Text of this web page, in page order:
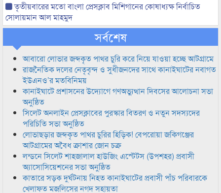
তৃতীয়বারের মতো বাংলা প্রেসক্লাব মিশিগানের কোষাধ্যক্ষ নির্বাচিত
সোলায়মান আল মাহমুদ
সর্বশেষ
আবারো লোভার জব্দকৃত পাথর চুরি করে নিয়ে যাওয়া হচ্ছে আটগ্রামে
রাজনৈতিক দলের নেতৃবৃন্দ ও সুধীজনদের সাথে কানাইঘাটের নবাগত
ইউএনও’র মতবিনিময়
কানাইঘাটে প্রশাসনের উদ্যোগে গণঅভ্যুত্থান দিবসের আলোচনা সভা
অনুষ্ঠিত
সিলেট অনলাইন প্রেসক্লাবের পুরস্কার বিতরণ ও নতুন সদস্যদের
পরিচিতি সভা অনুষ্ঠিত
লোভাছড়ার জব্দকৃত পাথর চুরির হিড়িক! বেপরোয়া জকিগঞ্জের
আটগ্রামের অবৈধ ক্রাশার জোন চক্র
লন্ডনে সিলেট শাহজালাল হাউজিং এস্টেটস (উপশহর) প্রবাসী
অ্যাসোসিয়েশনের সভা অনুষ্ঠিত
কাতারে সড়ক দুর্ঘটনায় নিহত কানাইঘাটের প্রবাসী পাঁচ পরিবারকে
খেলাফত মজলিসের নগদ সহায়তা